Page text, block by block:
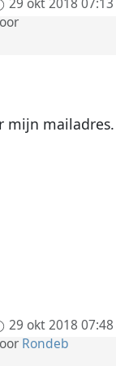
mijn mailadres.
29 okt 2018 07:48
Rondeb